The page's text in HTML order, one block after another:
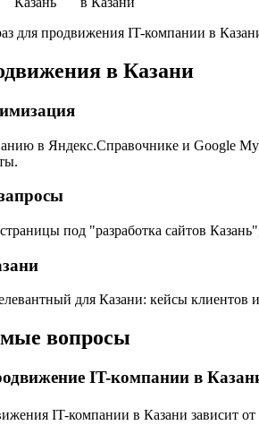
для продвижения IT-компании в
в Казани
в Яндекс.Справочнике и Google
под "разработка сайтов
для Казани: кейсы
вопросы
IT-компании в
IT-компании в Казани зависит